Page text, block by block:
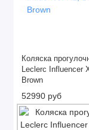
Коляска
Leclerc Influencer
Brown
52990 руб